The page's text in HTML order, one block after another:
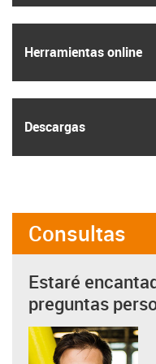
Herramientas online
Descargas
Consultas
Estaré
preguntas